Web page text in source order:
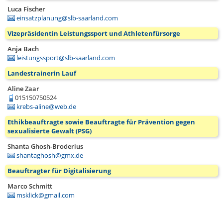
Luca Fischer
einsatzplanung@slb-saarland.com
Vizepräsidentin Leistungssport und Athletenfürsorge
Anja Bach
leistungssport@slb-saarland.com
Landestrainerin Lauf
Aline Zaar
015150750524
krebs-aline@web.de
Ethikbeauftragte sowie Beauftragte für Prävention gegen
sexualisierte Gewalt (PSG)
Shanta Ghosh-Broderius
shantaghosh@gmx.de
Beauftragter für Digitalisierung
Marco Schmitt
msklick@gmail.com